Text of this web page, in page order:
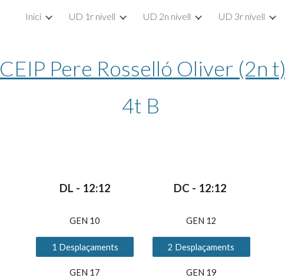
Skip to main content Skip to navigation
Inici UD 1r nivell UD 2n nivell UD 3r nivell
CEIP Pere Rosselló Oliver (2n t)
4t B
DL - 12:12
GEN 10
1 Desplaçaments
GEN 17
DC - 12:12
GEN 12
2 Desplaçaments
GEN 19